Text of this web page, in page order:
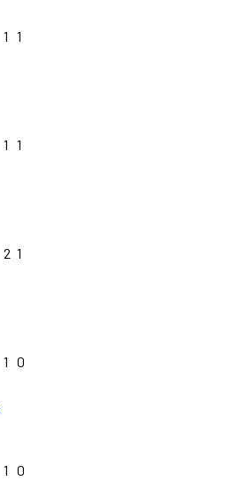
1 1
1 1
2 1
1 0
1 0